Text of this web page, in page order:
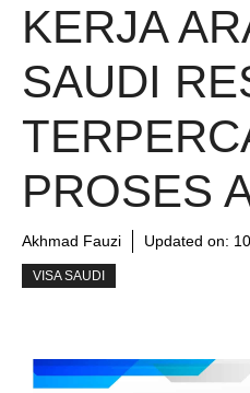
KERJA
SAUDI
PROSES
Akhmad Fauzi Updated on:
VISA SAUDI